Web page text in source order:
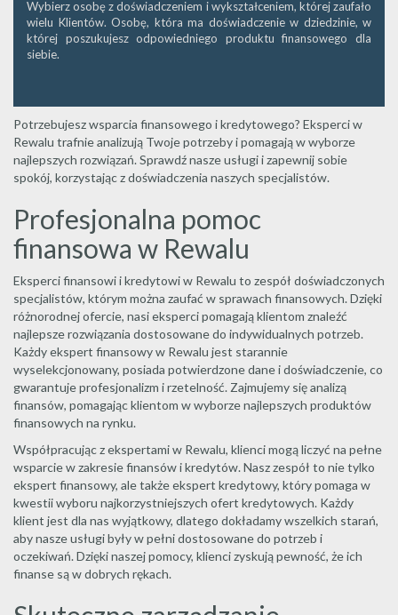
Wybierz osobę z doświadczeniem i wykształceniem, której zaufało
wielu Klientów. Osobę, która ma doświadczenie w dziedzinie, w
której poszukujesz odpowiedniego produktu finansowego dla
siebie.
Potrzebujesz wsparcia finansowego i kredytowego? Eksperci w
Rewalu trafnie analizują Twoje potrzeby i pomagają w wyborze
najlepszych rozwiązań. Sprawdź nasze usługi i zapewnij sobie
spokój, korzystając z doświadczenia naszych specjalistów.
Profesjonalna pomoc
finansowa w Rewalu
Eksperci finansowi i kredytowi w Rewalu to zespół doświadczonych
specjalistów, którym można zaufać w sprawach finansowych. Dzięki
różnorodnej ofercie, nasi eksperci pomagają klientom znaleźć
najlepsze rozwiązania dostosowane do indywidualnych potrzeb.
Każdy ekspert finansowy w Rewalu jest starannie
wyselekcjonowany, posiada potwierdzone dane i doświadczenie, co
gwarantuje profesjonalizm i rzetelność. Zajmujemy się analizą
finansów, pomagając klientom w wyborze najlepszych produktów
finansowych na rynku.
Współpracując z ekspertami w Rewalu, klienci mogą liczyć na pełne
wsparcie w zakresie finansów i kredytów. Nasz zespół to nie tylko
ekspert finansowy, ale także ekspert kredytowy, który pomaga w
kwestii wyboru najkorzystniejszych ofert kredytowych. Każdy
klient jest dla nas wyjątkowy, dlatego dokładamy wszelkich starań,
aby nasze usługi były w pełni dostosowane do potrzeb i
oczekiwań. Dzięki naszej pomocy, klienci zyskują pewność, że ich
finanse są w dobrych rękach.